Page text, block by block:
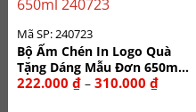
Mã SP: 240723
Bộ Ấm Chén In Logo Quà
Tặng Dáng Mẫu Đơn 650ml
240723
222.000 ₫ – 310.000 ₫Khoảng
giá: